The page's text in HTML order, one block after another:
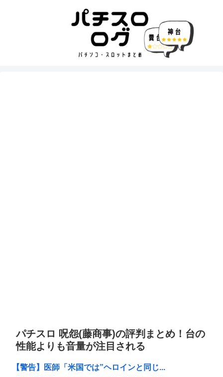
パチスロ 呪怨(藤商事)の評判まとめ！台の
性能よりも音量が注目される
【警告】医師「米国では”ヘロインと同じ...